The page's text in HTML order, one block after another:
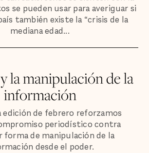
se pueden usar para averiguar si
también existe la “crisis de la
mediana edad...
la manipulación de la
información
edición de febrero reforzamos
periodístico contra
forma de manipulación de la
desde el poder.